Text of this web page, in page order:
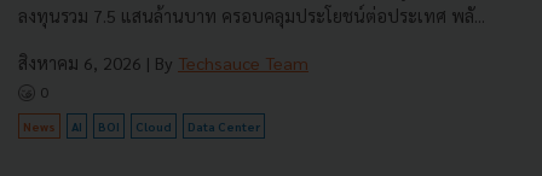
ลงทุนรวม 7.5 แสนล้านบาท ครอบคลุมประโยชน์ต่อประเทศ พลั...
สิงหาคม 6, 2026 | By Techsauce Team
0
News AI BOI Cloud Data Center